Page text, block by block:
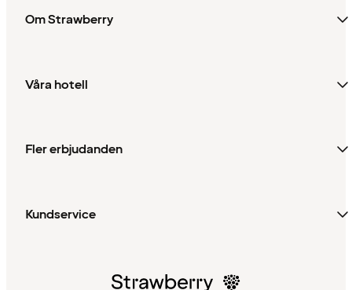
Om Strawberry
Våra hotell
Fler erbjudanden
Kundservice